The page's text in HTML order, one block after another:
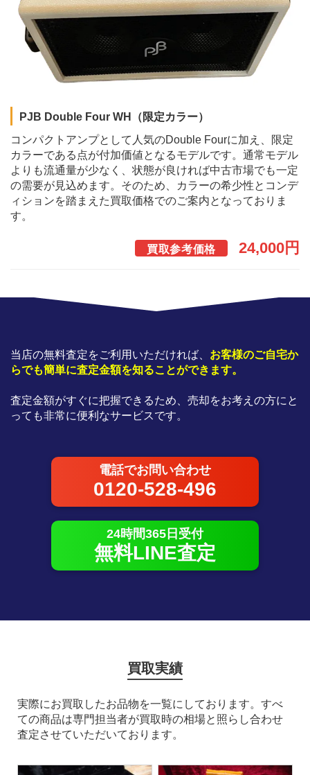
PJB Double Four WH（限定カラー）
コンパクトアンプとして人気のDouble Fourに加え、限定
カラーである点が付加価値となるモデルです。通常モデル
よりも流通量が少なく、状態が良ければ中古市場でも一定
の需要が見込めます。そのため、カラーの希少性とコンデ
ィションを踏まえた買取価格でのご案内となっておりま
す。
買取参考価格 24,000円
当店の無料査定をご利用いただければ、 お客様のご自宅か
らでも簡単に査定金額を知ることができます。
査定金額がすぐに把握できるため、売却をお考えの方にと
っても非常に便利なサービスです。
電話でお問い合わせ
0120-528-496
24時間365日受付
無料LINE査定
買取実績
実際にお買取したお品物を一覧にしております。すべ
ての商品は専門担当者が買取時の相場と照らし合わせ
査定させていただいております。